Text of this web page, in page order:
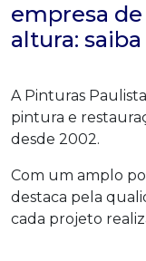
empresa
altura:
A Pinturas
pintura e
desde 2002.
Com um amplo
destaca pela
cada projeto